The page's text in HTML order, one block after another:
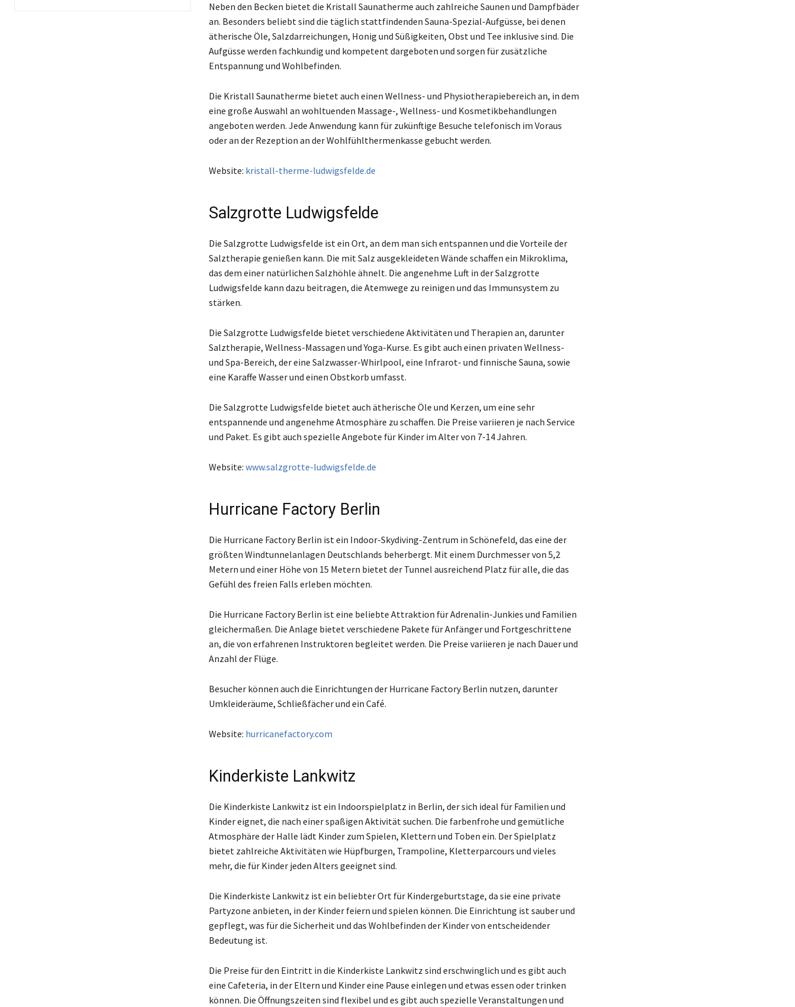
Neben den Becken bietet die Kristall Saunatherme auch zahlreiche Saunen und Dampfbäder
an. Besonders beliebt sind die täglich stattfindenden Sauna-Spezial-Aufgüsse, bei denen
ätherische Öle, Salzdarreichungen, Honig und Süßigkeiten, Obst und Tee inklusive sind. Die
Aufgüsse werden fachkundig und kompetent dargeboten und sorgen für zusätzliche
Entspannung und Wohlbefinden.
Die Kristall Saunatherme bietet auch einen Wellness- und Physiotherapiebereich an, in dem
eine große Auswahl an wohltuenden Massage-, Wellness- und Kosmetikbehandlungen
angeboten werden. Jede Anwendung kann für zukünftige Besuche telefonisch im Voraus
oder an der Rezeption an der Wohlfühlthermenkasse gebucht werden.
Website: kristall-therme-ludwigsfelde.de
Salzgrotte Ludwigsfelde
Die Salzgrotte Ludwigsfelde ist ein Ort, an dem man sich entspannen und die Vorteile der
Salztherapie genießen kann. Die mit Salz ausgekleideten Wände schaffen ein Mikroklima,
das dem einer natürlichen Salzhöhle ähnelt. Die angenehme Luft in der Salzgrotte
Ludwigsfelde kann dazu beitragen, die Atemwege zu reinigen und das Immunsystem zu
stärken.
Die Salzgrotte Ludwigsfelde bietet verschiedene Aktivitäten und Therapien an, darunter
Salztherapie, Wellness-Massagen und Yoga-Kurse. Es gibt auch einen privaten Wellness-
und Spa-Bereich, der eine Salzwasser-Whirlpool, eine Infrarot- und finnische Sauna, sowie
eine Karaffe Wasser und einen Obstkorb umfasst.
Die Salzgrotte Ludwigsfelde bietet auch ätherische Öle und Kerzen, um eine sehr
entspannende und angenehme Atmosphäre zu schaffen. Die Preise variieren je nach Service
und Paket. Es gibt auch spezielle Angebote für Kinder im Alter von 7-14 Jahren.
Website: www.salzgrotte-ludwigsfelde.de
Hurricane Factory Berlin
Die Hurricane Factory Berlin ist ein Indoor-Skydiving-Zentrum in Schönefeld, das eine der
größten Windtunnelanlagen Deutschlands beherbergt. Mit einem Durchmesser von 5,2
Metern und einer Höhe von 15 Metern bietet der Tunnel ausreichend Platz für alle, die das
Gefühl des freien Falls erleben möchten.
Die Hurricane Factory Berlin ist eine beliebte Attraktion für Adrenalin-Junkies und Familien
gleichermaßen. Die Anlage bietet verschiedene Pakete für Anfänger und Fortgeschrittene
an, die von erfahrenen Instruktoren begleitet werden. Die Preise variieren je nach Dauer und
Anzahl der Flüge.
Besucher können auch die Einrichtungen der Hurricane Factory Berlin nutzen, darunter
Umkleideräume, Schließfächer und ein Café.
Website: hurricanefactory.com
Kinderkiste Lankwitz
Die Kinderkiste Lankwitz ist ein Indoorspielplatz in Berlin, der sich ideal für Familien und
Kinder eignet, die nach einer spaßigen Aktivität suchen. Die farbenfrohe und gemütliche
Atmosphäre der Halle lädt Kinder zum Spielen, Klettern und Toben ein. Der Spielplatz
bietet zahlreiche Aktivitäten wie Hüpfburgen, Trampoline, Kletterparcours und vieles
mehr, die für Kinder jeden Alters geeignet sind.
Die Kinderkiste Lankwitz ist ein beliebter Ort für Kindergeburtstage, da sie eine private
Partyzone anbieten, in der Kinder feiern und spielen können. Die Einrichtung ist sauber und
gepflegt, was für die Sicherheit und das Wohlbefinden der Kinder von entscheidender
Bedeutung ist.
Die Preise für den Eintritt in die Kinderkiste Lankwitz sind erschwinglich und es gibt auch
eine Cafeteria, in der Eltern und Kinder eine Pause einlegen und etwas essen oder trinken
können. Die Öffnungszeiten sind flexibel und es gibt auch spezielle Veranstaltungen und